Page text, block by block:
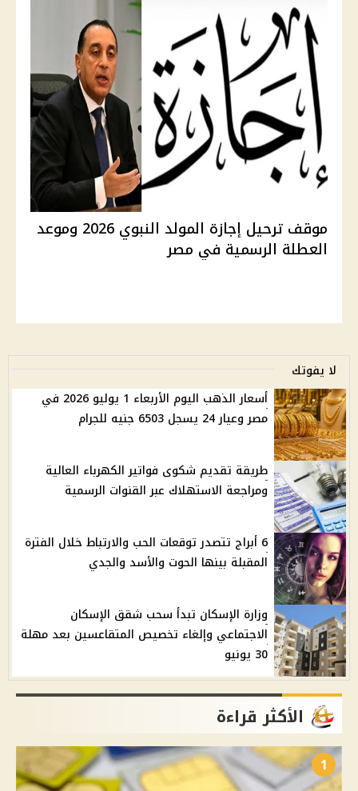
موقف ترحيل إجازة المولد النبوي 2026 وموعد
العطلة الرسمية في مصر
لا يفوتك
أسعار الذهب اليوم الأربعاء 1 يوليو 2026 في
مصر وعيار 24 يسجل 6503 جنيه للجرام
طريقة تقديم شكوى فواتير الكهرباء العالية
ومراجعة الاستهلاك عبر القنوات الرسمية
6 أبراج تتصدر توقعات الحب والارتباط خلال الفترة
المقبلة بينها الحوت والأسد والجدي
وزارة الإسكان تبدأ سحب شقق الإسكان
الاجتماعي وإلغاء تخصيص المتقاعسين بعد مهلة
30 يونيو
الأكثر قراءة
1